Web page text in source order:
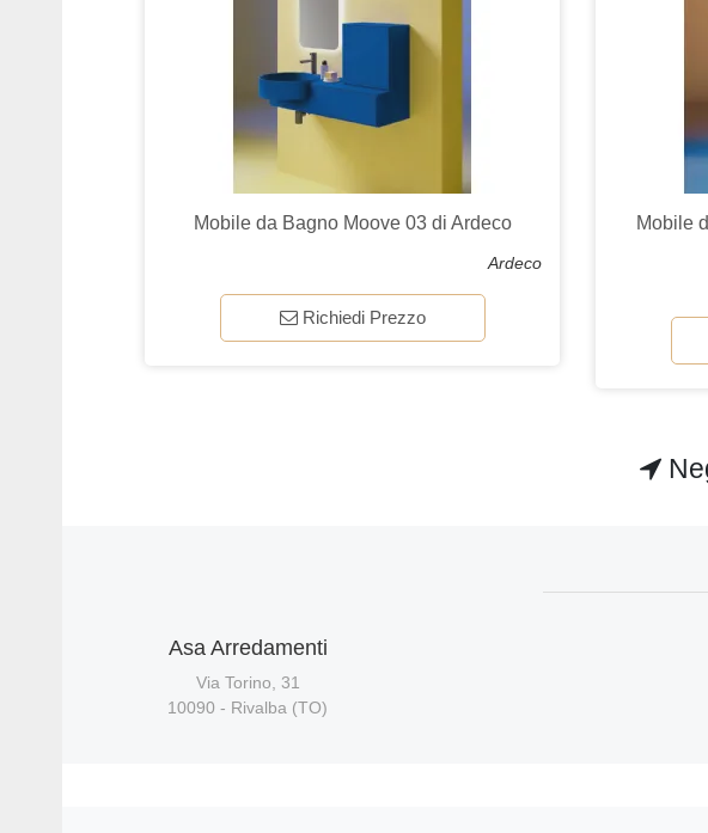
Mobile da Bagno Moove 03 di Ardeco
Ardeco
Richiedi Prezzo
Mobile
Asa Arredamenti
Via Torino, 31
10090 - Rivalba (TO)